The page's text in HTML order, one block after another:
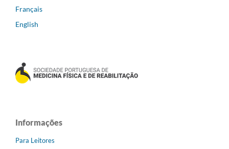
Français
English
Informações
Para Leitores